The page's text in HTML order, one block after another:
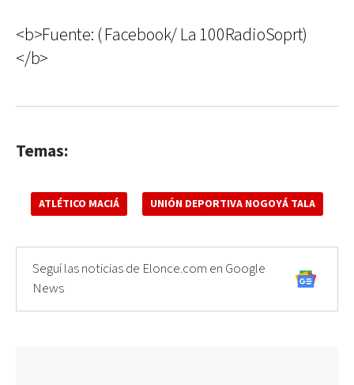
<b>Fuente: ( Facebook/ La 100RadioSoprt)
</b>
Temas:
ATLÉTICO MACIÁ UNIÓN DEPORTIVA NOGOYÁ TALA
Seguí las noticias de Elonce.com en Google
News